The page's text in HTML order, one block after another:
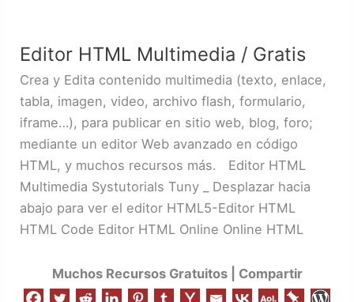
Editor HTML Multimedia / Gratis
Crea y Edita contenido multimedia (texto, enlace,
tabla, imagen, video, archivo flash, formulario,
iframe…), para publicar en sitio web, blog, foro;
mediante un editor Web avanzado en código
HTML, y muchos recursos más. Editor HTML
Multimedia Systutorials Tuny _ Desplazar hacia
abajo para ver el editor HTML5-Editor HTML
HTML Code Editor HTML Online Online HTML
Muchos Recursos Gratuitos | Compartir
Multimedia
/
Gratis